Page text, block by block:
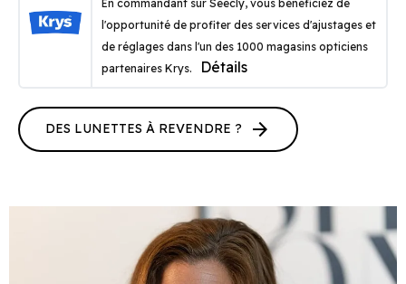
En commandant sur Seecly, vous bénéficiez de
l'opportunité de profiter des services d'ajustages et
de réglages dans l'un des 1000 magasins opticiens
partenaires Krys.
Détails
DES LUNETTES À REVENDRE ? arrow_forward